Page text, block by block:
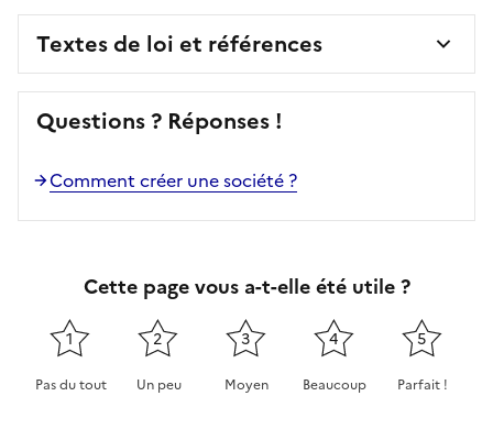
Textes de loi et références
Questions ? Réponses !
Comment créer une société ?
Cette page vous a-t-elle été utile ?
1
Pas du tout
2
Un peu
3
Moyen
4
Beaucoup
5
Parfait !